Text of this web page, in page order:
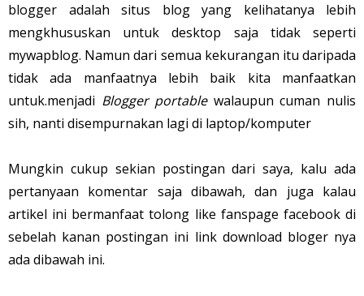
blogger adalah situs blog yang kelihatanya lebih
mengkhususkan untuk desktop saja tidak seperti
mywapblog. Namun dari semua kekurangan itu daripada
tidak ada manfaatnya lebih baik kita manfaatkan
untuk.menjadi Blogger portablewalaupun cuman nulis
sih, nanti disempurnakan lagi di laptop/komputer
Mungkin cukup sekian postingan dari saya, kalu ada
pertanyaan komentar saja dibawah, dan juga kalau
artikel ini bermanfaat tolong like fanspage facebook di
sebelah kanan postingan ini link download bloger nya
ada dibawah ini.